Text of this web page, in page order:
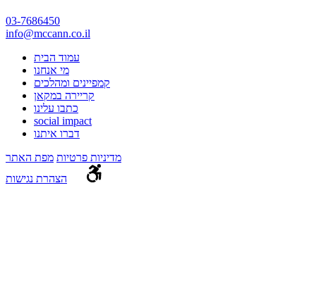
03-7686450
info@mccann.co.il
עמוד הבית
מי אנחנו
קמפיינים ומהלכים
קריירה במקאן
כתבו עלינו
social impact
דברו איתנו
מדיניות פרטיות מפת האתר
הצהרת נגישות